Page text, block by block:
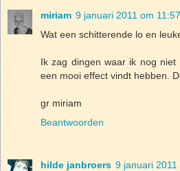
miriam 9 januari 2011 om 11:57
Wat een schitterende lo en
Ik zag dingen waar ik nog
een mooi effect vindt hebben.
gr miriam
Beantwoorden
hilde janbroers 9 januari